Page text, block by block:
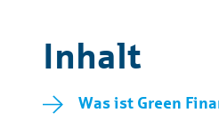
Inhalt
Was ist Green